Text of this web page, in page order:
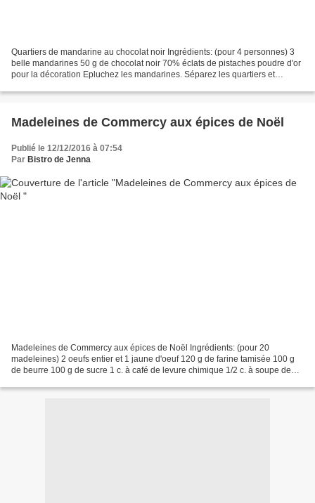
Quartiers de mandarine au chocolat noir Ingrédients: (pour 4 personnes) 3
belle mandarines 50 g de chocolat noir 70% éclats de pistaches poudre d'or
pour la décoration Epluchez les mandarines. Séparez les quartiers et
Madeleines de Commercy aux épices de Noël
Publié le 12/12/2016 à 07:54
Par Bistro de Jenna
Madeleines de Commercy aux épices de Noël Ingrédients: (pour 20
madeleines) 2 oeufs entier et 1 jaune d'oeuf 120 g de farine tamisée 100 g
de beurre 100 g de sucre 1 c. à café de levure chimique 1/2 c. à soupe de